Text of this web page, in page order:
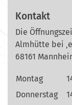
Kontakt
Die
Almhütte bei
68161
Montag
Donnerstag